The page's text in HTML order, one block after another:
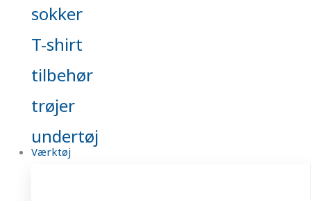
sokker
T-shirt
tilbehør
trøjer
undertøj
Værktøj